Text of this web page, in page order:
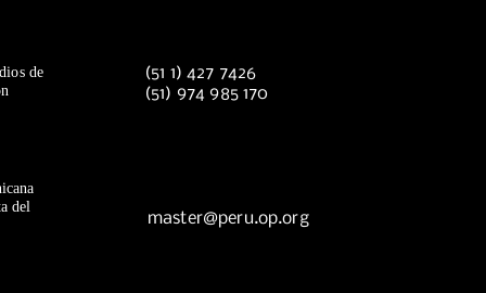
de
(51 1) 427 7426
(51) 974 985 170
del
master@peru.op.org